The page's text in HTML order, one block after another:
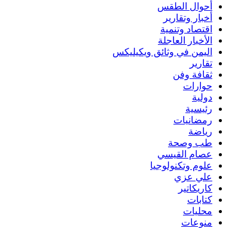
أحوال الطقس
أخبار وتقارير
اقتصاد وتنمية
الأخبار العاجلة
اليمن في وثائق ويكيليكس
تقارير
ثقافة وفن
حوارات
دولية
رئيسية
رمضانيات
رياضة
طب وصحة
عصام القيسي
علوم وتكنولوجيا
علي عزي
كاريكاتير
كتابات
محليات
منوعات